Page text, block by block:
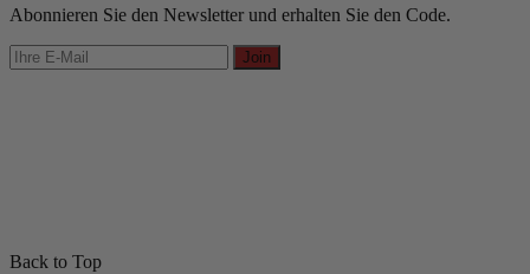
Abonnieren Sie den Newsletter und erhalten Sie den Code.
Join
Back to Top